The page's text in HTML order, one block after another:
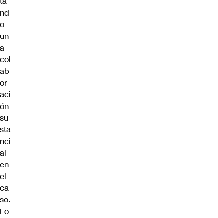
nd
o
un
a
col
ab
or
aci
ón
su
sta
nci
al
en
el
ca
so.
Lo